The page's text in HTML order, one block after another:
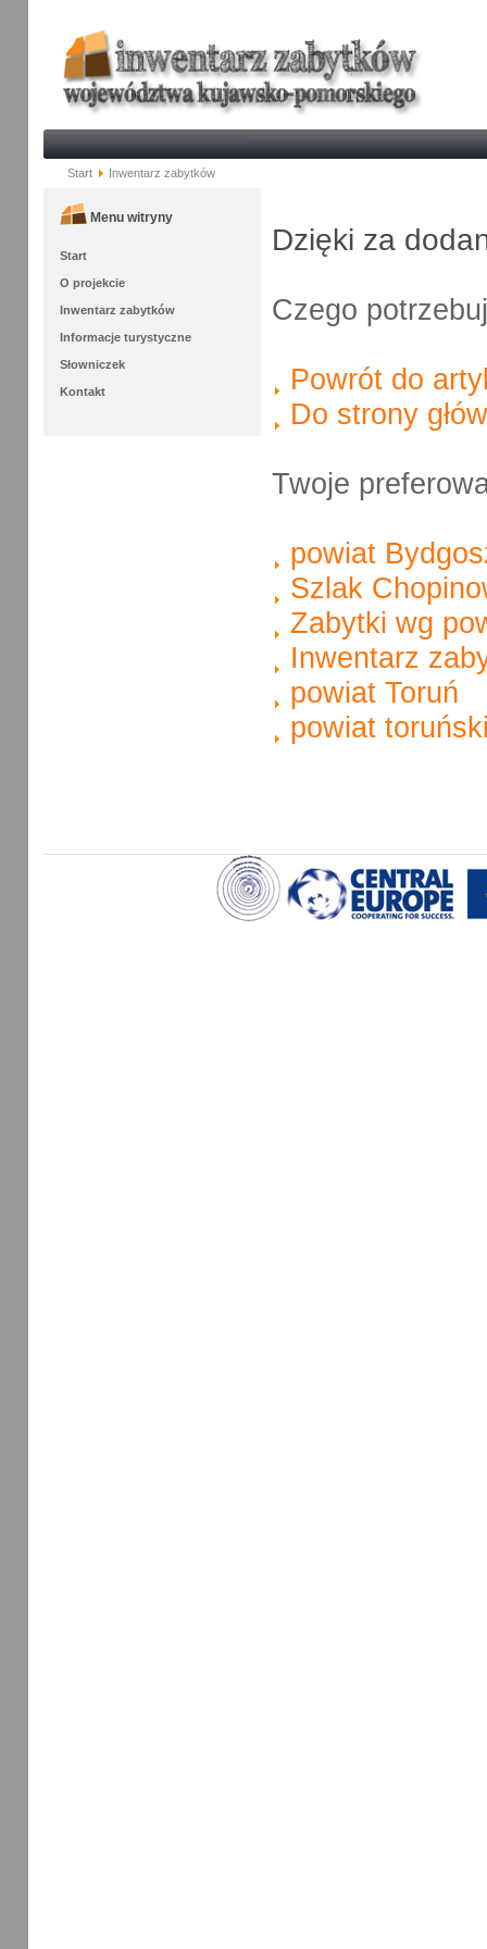
Start Inwentarz zabytków
Menu witryny
Start
O projekcie
Inwentarz zabytków
Informacje turystyczne
Słowniczek
Kontakt
Dzięki za
Czego
Powrót do
Do strony
Twoje
powiat
Szlak
Zabytki wg
Inwentarz
powiat Toruń
powiat